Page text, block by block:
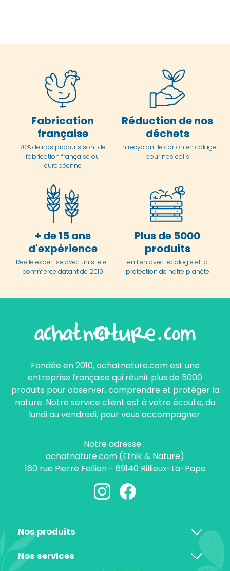
Fabrication
française
70% de nos produits sont de
fabrication française ou
européenne
Réduction de nos
déchets
En recyclant le carton en calage
pour nos colis
+ de 15 ans
d'expérience
Réelle expertise avec un site e-
commerce datant de 2010
Plus de 5000
produits
en lien avec l'écologie et la
protection de notre planète
Fondée en 2010, achatnature.com est une
entreprise française qui réunit plus de 5000
produits pour observer, comprendre et protéger la
nature. Notre service client est à votre écoute, du
lundi au vendredi, pour vous accompagner.
Notre adresse :
achatnature.com (Ethik & Nature)
160 rue Pierre Fallion - 69140 Rillieux-La-Pape
Nos produits
Nos services